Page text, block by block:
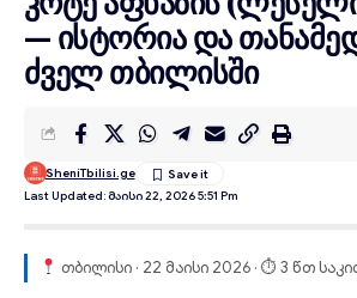
— ისტორია და
ძველ თბილისში
Last Updated: Მაისი 22, 2026 5:51 Pm
SheniTbilisi.ge
თბილისი · 22 მაისი 2026 · ⏱ 3 წთ